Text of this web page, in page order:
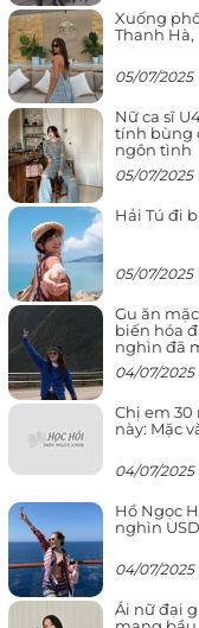
Xuống
Thanh
05/07/2025
Nữ ca sĩ
tính bùng
ngôn tình
05/07/2025
Hải Tú đi
05/07/2025
Gu ăn
biến hóa
nghìn đã
04/07/2025
Chị em 30
này: Mặc
04/07/2025
Hồ Ngọc
nghìn USD
04/07/2025
Ái nữ đại